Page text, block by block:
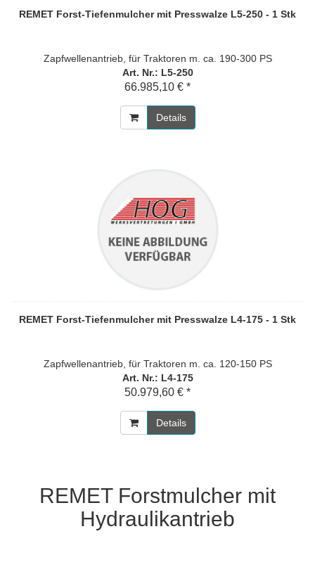
REMET Forst-Tiefenmulcher mit Presswalze L5-250 - 1 Stk
Zapfwellenantrieb, für Traktoren m. ca. 190-300 PS
Art. Nr.: L5-250
66.985,10 € *
Details
REMET Forst-Tiefenmulcher mit Presswalze L4-175 - 1 Stk
Zapfwellenantrieb, für Traktoren m. ca. 120-150 PS
Art. Nr.: L4-175
50.979,60 € *
Details
REMET Forstmulcher mit
Hydraulikantrieb